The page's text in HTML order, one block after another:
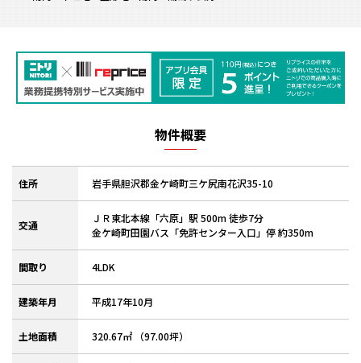
物件概要
住所 岩手県胆沢郡金ケ崎町三ケ尻南花沢35-10
交通
ＪＲ東北本線「六原」駅 500m 徒歩7分
金ケ崎町田園バス「免許センター入口」停 約350m
間取り 4LDK
建築年月 平成17年10月
土地面積 320.67㎡ （97.00坪）